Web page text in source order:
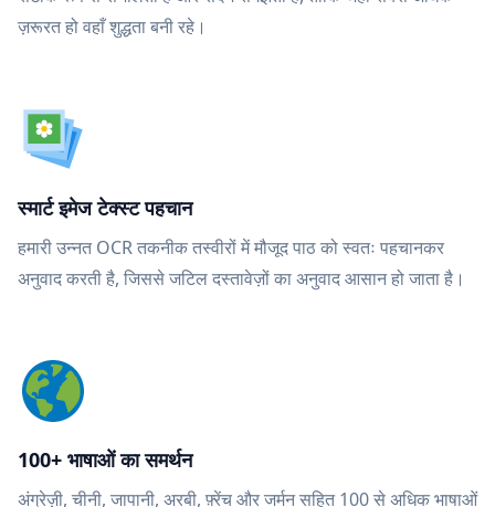
ज़रूरत हो वहाँ शुद्धता बनी रहे।
स्मार्ट इमेज टेक्स्ट पहचान
हमारी उन्नत OCR तकनीक तस्वीरों में मौजूद पाठ को स्वतः पहचानकर
अनुवाद करती है, जिससे जटिल दस्तावेज़ों का अनुवाद आसान हो जाता है।
100+ भाषाओं का समर्थन
अंग्रेज़ी, चीनी, जापानी, अरबी, फ़्रेंच और जर्मन सहित 100 से अधिक भाषाओं